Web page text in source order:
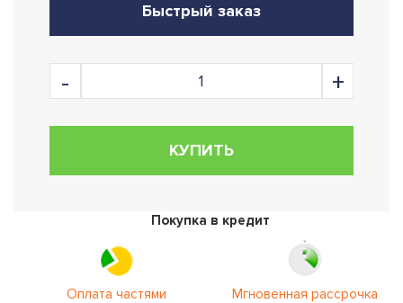
Быстрый заказ
КУПИТЬ
Покупка в кредит
Оплата частями Мгновенная рассрочка